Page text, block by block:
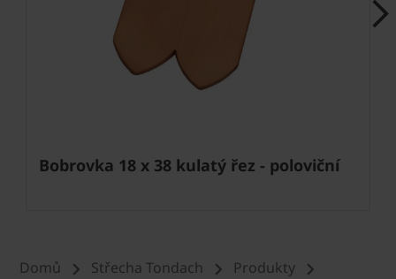
Bobrovka 18 x 38 kulatý řez - poloviční
Domů Střecha Tondach
Produkty